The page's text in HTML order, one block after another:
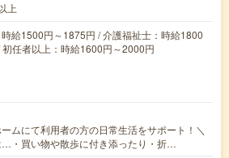
上
給1500円～1875円 / 介護福祉士：時給1800
任者以上：時給1600円～2000円
ムにて利用者の方の日常生活をサポート！＼
・買い物や散歩に付き添ったり・折…